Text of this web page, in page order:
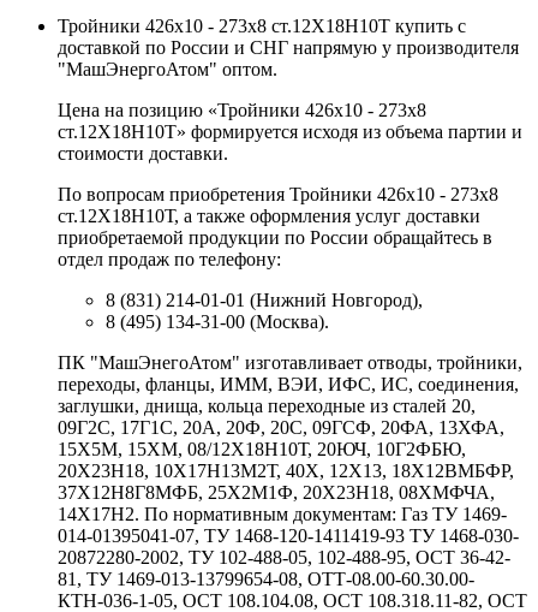
Тройники 426х10 - 273х8 ст.12Х18Н10Т купить с
доставкой по России и СНГ напрямую у производителя
"МашЭнергоАтом" оптом.
Цена на позицию «Тройники 426х10 - 273х8
ст.12Х18Н10Т» формируется исходя из объема партии и
стоимости доставки.
По вопросам приобретения Тройники 426х10 - 273х8
ст.12Х18Н10Т, а также оформления услуг доставки
приобретаемой продукции по России обращайтесь в
отдел продаж по телефону:
8 (831) 214-01-01 (Нижний Новгород),
8 (495) 134-31-00 (Москва).
ПК "МашЭнегоАтом" изготавливает отводы, тройники,
переходы, фланцы, ИММ, ВЭИ, ИФС, ИС, соединения,
заглушки, днища, кольца переходные из сталей 20,
09Г2С, 17Г1С, 20А, 20Ф, 20С, 09ГСФ, 20ФА, 13ХФА,
15Х5М, 15ХМ, 08/12Х18Н10Т, 20ЮЧ, 10Г2ФБЮ,
20Х23Н18, 10Х17Н13М2Т, 40Х, 12Х13, 18Х12ВМБФР,
37Х12Н8Г8МФБ, 25Х2М1Ф, 20Х23Н18, 08ХМФЧА,
14Х17Н2. По нормативным документам: Газ ТУ 1469-
014-01395041-07, ТУ 1468-120-1411419-93 ТУ 1468-030-
20872280-2002, ТУ 102-488-05, 102-488-95, ОСТ 36-42-
81, ТУ 1469-013-13799654-08, ОТТ-08.00-60.30.00-
КТН-036-1-05, ОСТ 108.104.08, ОСТ 108.318.11-82, ОСТ